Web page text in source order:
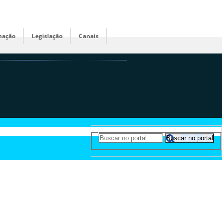
Legislação Canais
Buscar no portal
Buscar no portal